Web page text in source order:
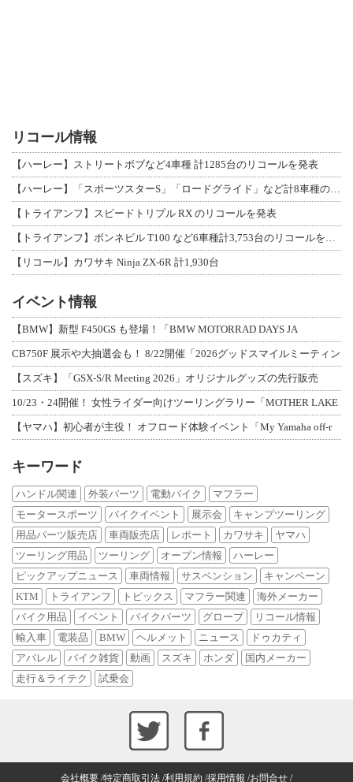
リコール情報
【ハーレー】ストリートボブなど4車種 計1285台のリコールを発表
【ハーレー】「スポーツスターS」「ロードグライド」など計8車種のリコールを発表
【トライアンフ】スピードトリプル RX のリコールを発表
【トライアンフ】ボンネビル T100 など6車種計3,753台のリコールを発表
【リコール】カワサキ Ninja ZX-6R 計1,930台
イベント情報
【BMW】新型 F450GS も登場！「BMW MOTORRAD DAYS JA
CB750F 展示や大抽選会も！ 8/22開催「2026グッドスマイルミーティン
【スズキ】「GSX-S/R Meeting 2026」オリジナルグッズの先行販売
10/23・24開催！ 女性ライダー向けツーリングラリー「MOTHER LAKE
【ヤマハ】初心者が主役！ オフロード体験イベント「My Yamaha off-r
キーワード
ハンドル関連 外装パーツ 電動バイク
マフラー
モータースポーツ
バイクイベント 展示会
キャンプツーリング
用品パーツ販売店
車両販売店 レポート カワサキ
ヤマハ
ツーリング用品
ツーリング オープン情報
ハーレー
ピックアップニュース
車両情報 サスペンション
キャンペーン
KTM
トライアンフ トピックス マフラー関連
海外メーカー
バイク用品
イベント バイクパーツ グローブ
リコール情報
輸入車
電装品 BMW ヘルメット ニュース
ドゥカティ
アパレル
バイク雑貨 動画 スズキ ホンダ
国内メーカー
走行＆ライテク
試乗会
会社概要 特定商取引法 利用規約 採用情報 お問合せ